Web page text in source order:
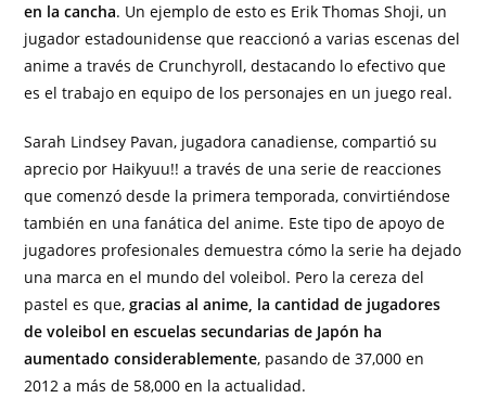
en la cancha. Un ejemplo de esto es Erik Thomas Shoji, un
jugador estadounidense que reaccionó a varias escenas del
anime a través de Crunchyroll, destacando lo efectivo que
es el trabajo en equipo de los personajes en un juego real.
Sarah Lindsey Pavan, jugadora canadiense, compartió su
aprecio por Haikyuu!! a través de una serie de reacciones
que comenzó desde la primera temporada, convirtiéndose
también en una fanática del anime. Este tipo de apoyo de
jugadores profesionales demuestra cómo la serie ha dejado
una marca en el mundo del voleibol. Pero la cereza del
pastel es que,gracias al anime, la cantidad de jugadores
de voleibol en escuelas secundarias de Japón ha
aumentado considerablemente, pasando de 37,000 en
2012 a más de 58,000 en la actualidad.